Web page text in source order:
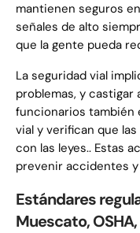
mantienen seguros
señales de alto
que la gente pueda
La seguridad vial
problemas, y castigar
funcionarios también
vial y verifican que
con las leyes.. Estas
prevenir accidentes y
Estándares
Muescato,